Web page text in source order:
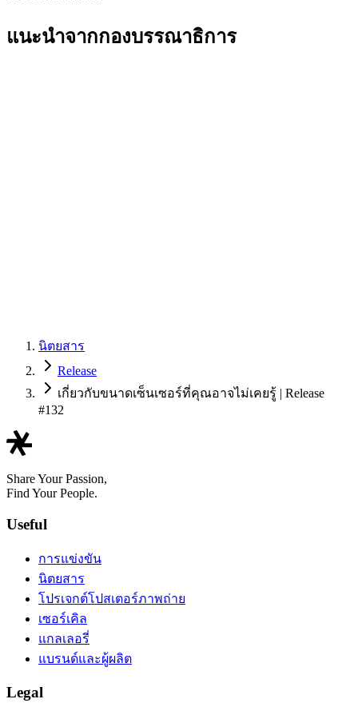
แนะนำจากกองบรรณาธิการ
นิตยสาร
Release
เกี่ยวกับขนาดเซ็นเซอร์ที่คุณอาจไม่เคยรู้ | Release
#132
Share Your Passion,
Find Your People.
Useful
การแข่งขัน
นิตยสาร
โปรเจกต์โปสเตอร์ภาพถ่าย
เซอร์เคิล
แกลเลอรี่
แบรนด์และผู้ผลิต
Legal